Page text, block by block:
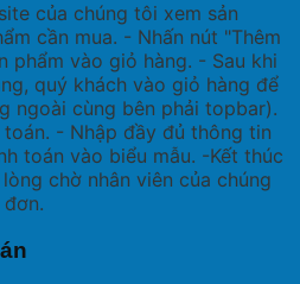
của chúng tôi xem sản
cần mua. - Nhấn nút "Thêm
phẩm vào giỏ hàng. - Sau khi
quý khách vào giỏ hàng để
ngoài cùng bên phải topbar).
- Nhập đầy đủ thông tin
toán vào biểu mẫu. -Kết thúc
chờ nhân viên của chúng